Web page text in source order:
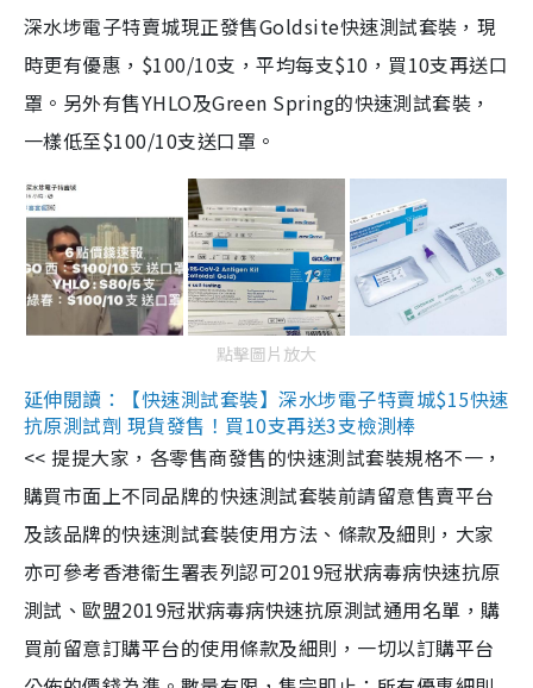
深水埗電子特賣城現正發售Goldsite快速測試套裝，現
時更有優惠，$100/10支，平均每支$10，買10支再送口
罩。另外有售YHLO及Green Spring的快速測試套裝，
一樣低至$100/10支送口罩。
點擊圖片放大
延伸閱讀：【快速測試套裝】深水埗電子特賣城$15快速
抗原測試劑 現貨發售！買10支再送3支檢測棒
<< 提提大家，各零售商發售的快速測試套裝規格不一，
購買市面上不同品牌的快速測試套裝前請留意售賣平台
及該品牌的快速測試套裝使用方法、條款及細則，大家
亦可參考香港衞生署表列認可2019冠狀病毒病快速抗原
測試、歐盟2019冠狀病毒病快速抗原測試通用名單，購
買前留意訂購平台的使用條款及細則，一切以訂購平台